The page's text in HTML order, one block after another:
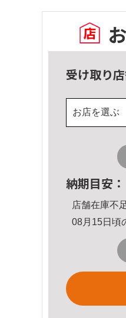
受け取り店
お店を選ぶ
納期目安：
店舗在庫不
08月15日頃